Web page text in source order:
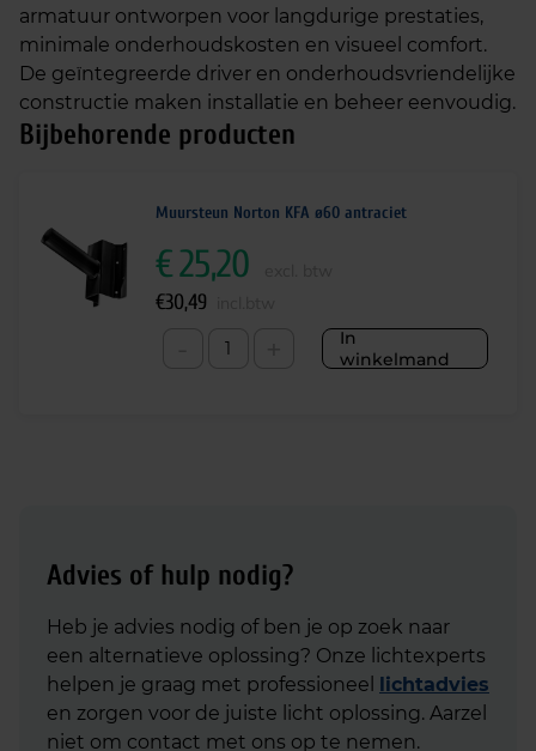
armatuur ontworpen voor langdurige prestaties,
minimale onderhoudskosten en visueel comfort.
De geïntegreerde driver en onderhoudsvriendelijke
constructie maken installatie en beheer eenvoudig.
Bijbehorende producten
Muursteun Norton KFA ø60 antraciet
In
winkelmand
€25,20
€30,49
Advies of hulp nodig?
Heb je advies nodig of ben je op zoek naar
een alternatieve oplossing? Onze lichtexperts
helpen je graag met professioneel lichtadvies
en zorgen voor de juiste licht oplossing. Aarzel
niet om contact met ons op te nemen.